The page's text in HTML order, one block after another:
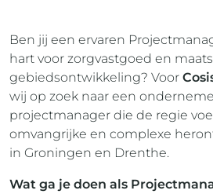
Ben jij een ervaren
hart voor zorgvastgoed en
gebiedsontwikkeling? Voor
wij op zoek naar een
projectmanager die de regie
omvangrijke en complexe
in Groningen en Drenthe.
Wat ga je doen als